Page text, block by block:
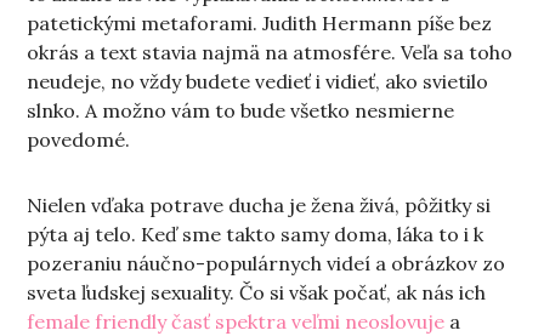
patetickými metaforami. Judith Hermann píše bez
okrás a text stavia najmä na atmosfére.Veľa sa toho
neudeje, no vždy budete vedieť i vidieť, ako svietilo
slnko. A možno vám to bude všetko nesmierne
povedomé.
Nielen vďaka potrave ducha je žena živá, pôžitky si
pýta aj telo. Keď sme takto samy doma, láka to i k
pozeraniu náučno-populárnych videí a obrázkov zo
sveta ľudskej sexuality. Čo si však počať, ak nás ich
female friendly časť spektra veľmi neoslovuje a